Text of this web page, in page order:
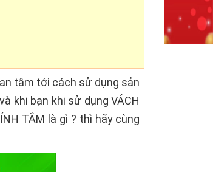
tâm tới cách sử dụng sản
khi bạn khi sử dụng VÁCH
TẮM là gì ? thì hãy cùng